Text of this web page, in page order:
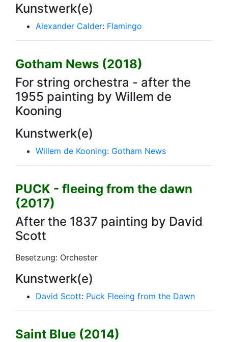
Kunstwerk(e)
Alexander Calder: Flamingo
Gotham News (2018)
For string orchestra - after the
1955 painting by Willem de
Kooning
Kunstwerk(e)
Willem de Kooning: Gotham News
PUCK - fleeing from the dawn
(2017)
After the 1837 painting by David
Scott
Besetzung: Orchester
Kunstwerk(e)
David Scott: Puck Fleeing from the Dawn
Saint Blue (2014)